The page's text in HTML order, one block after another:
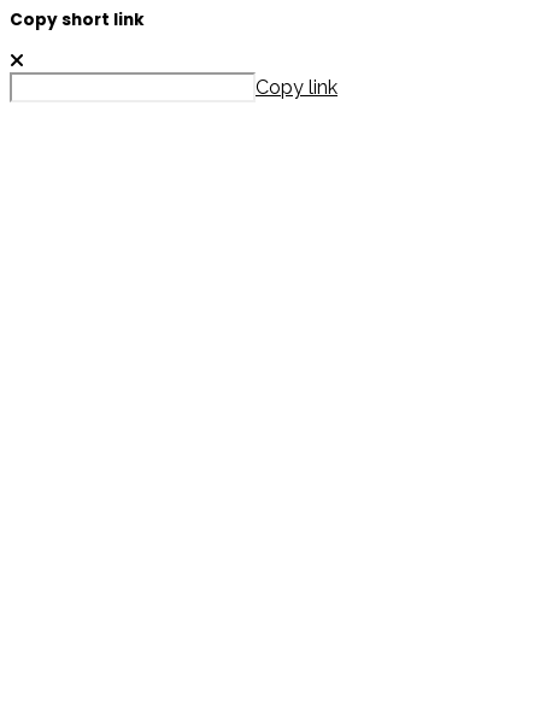
Copy short link
Copy link